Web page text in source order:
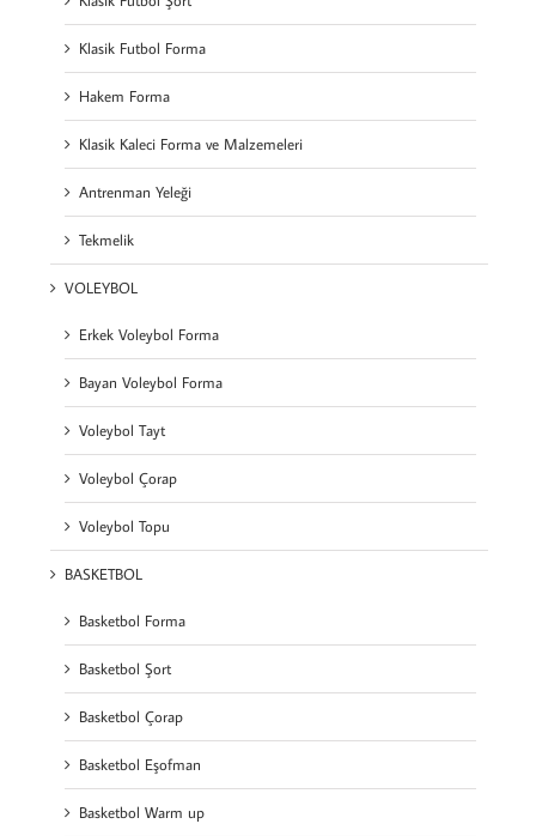
Klasik Futbol Forma
Hakem Forma
Klasik Kaleci Forma ve Malzemeleri
Antrenman Yeleği
Tekmelik
VOLEYBOL
Erkek Voleybol Forma
Bayan Voleybol Forma
Voleybol Tayt
Voleybol Çorap
Voleybol Topu
BASKETBOL
Basketbol Forma
Basketbol Şort
Basketbol Çorap
Basketbol Eşofman
Basketbol Warm up